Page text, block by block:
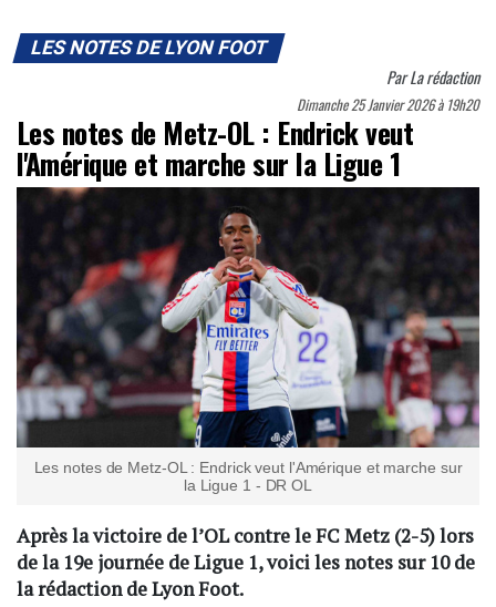
LES NOTES DE LYON FOOT
ParLa rédaction
Dimanche 25 Janvier 2026 à 19h20
Les notes de Metz-OL : Endrick veut
l'Amérique et marche sur la Ligue 1
Les notes de Metz-OL : Endrick veut l'Amérique et marche sur
la Ligue 1 - DR OL
Après la victoire de l’OL contre le FC Metz (2-5) lors
de la 19e journée de Ligue 1, voici les notes sur 10 de
la rédaction de Lyon Foot.